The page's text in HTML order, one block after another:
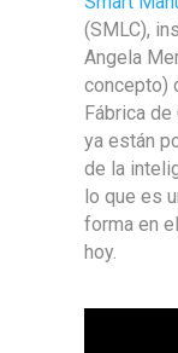
(SMLC),
Angela
concepto)
Fábrica
ya están
de la
lo que es
forma en
hoy.